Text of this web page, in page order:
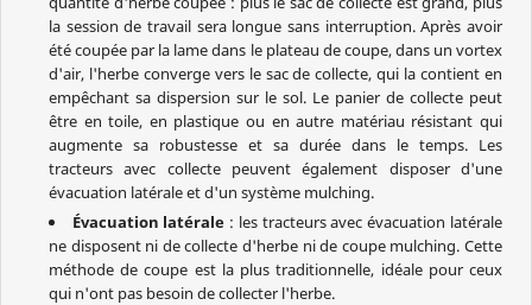
la session de travail sera longue sans interruption. Après avoir
été coupée par la lame dans le plateau de coupe, dans un vortex
d'air, l'herbe converge vers le sac de collecte, qui la contient en
empêchant sa dispersion sur le sol. Le panier de collecte peut
être en toile, en plastique ou en autre matériau résistant qui
augmente sa robustesse et sa durée dans le temps. Les
tracteurs avec collecte peuvent également disposer d'une
évacuation latérale et d'un système mulching.
Évacuation latérale : les tracteurs avec évacuation latérale
ne disposent ni de collecte d'herbe ni de coupe mulching. Cette
méthode de coupe est la plus traditionnelle, idéale pour ceux
qui n'ont pas besoin de collecter l'herbe.